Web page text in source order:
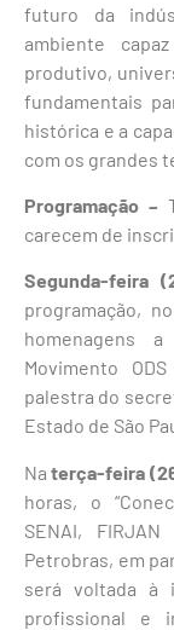
futuro da
ambiente
produtivo,
fundamentais
histórica e a
com os grandes
Programação –
carecem de
Segunda-feira
programação,
homenagens
Movimento
palestra do
Estado de São
Naterça-feira
horas, o
SENAI,
Petrobras, em
será voltada à
profissional e